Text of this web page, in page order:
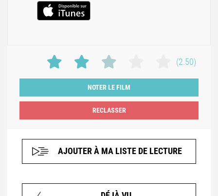
(2.50)
NOTER LE FILM
AJOUTER À MA LISTE DE LECTURE